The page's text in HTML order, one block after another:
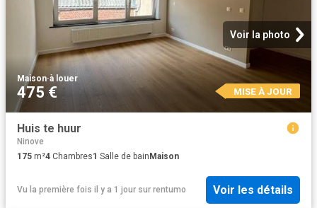
Voir la photo
Maison·à louer
475 € MISE À JOUR
Huis te huur
Ninove
175 m²4 Chambres1 Salle de bain Maison
Vu la première fois il y a 1 jour sur rentumo Voir les détails